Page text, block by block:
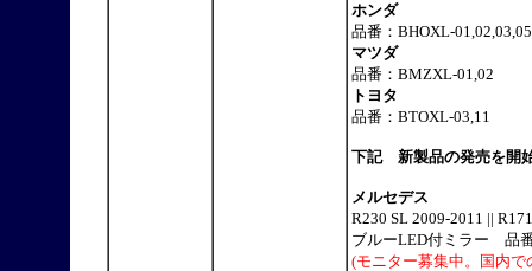
ホンダ
品番：BHOXL-
マツダ
品番：BMZXL-01,02
トヨタ
品番：BTOXL-03,11
下記 新製品の発売を開
メルセデス
R230 SL 2009-2011 ||
ブルーLED付ミラー 品
(モニター募集中。国内